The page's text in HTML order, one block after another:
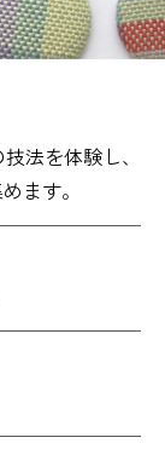
法を体験し、
ます。